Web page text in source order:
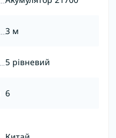
3 м
5 рівневий
6